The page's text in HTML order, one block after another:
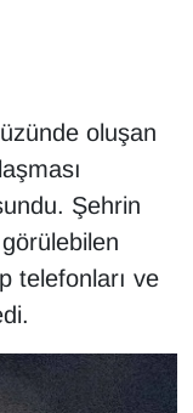
oluşan
Şehrin
telefonları ve